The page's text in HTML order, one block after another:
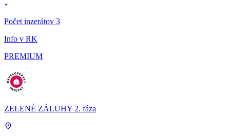
Počet inzerátov 3
Info v RK
PREMIUM
ZELENÉ ZÁLUHY 2. fáza